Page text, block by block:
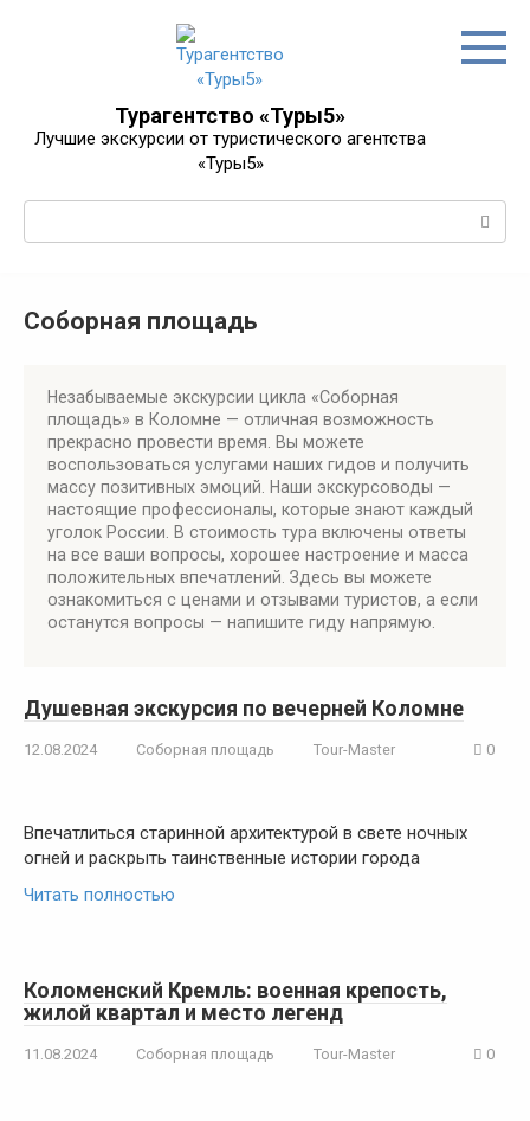
Турагентство «Туры5»
Лучшие экскурсии от туристического агентства
«Туры5»
Соборная площадь
Незабываемые экскурсии цикла «Соборная
площадь» в Коломне — отличная возможность
прекрасно провести время. Вы можете
воспользоваться услугами наших гидов и получить
массу позитивных эмоций. Наши экскурсоводы —
настоящие профессионалы, которые знают каждый
уголок России. В стоимость тура включены ответы
на все ваши вопросы, хорошее настроение и масса
положительных впечатлений. Здесь вы можете
ознакомиться с ценами и отзывами туристов, а если
останутся вопросы — напишите гиду напрямую.
Душевная экскурсия по вечерней Коломне
12.08.2024 Соборная площадь Tour-Master 0
Впечатлиться старинной архитектурой в свете ночных
огней и раскрыть таинственные истории города
Читать полностью
Коломенский Кремль: военная крепость,
жилой квартал и место легенд
11.08.2024 Соборная площадь Tour-Master 0